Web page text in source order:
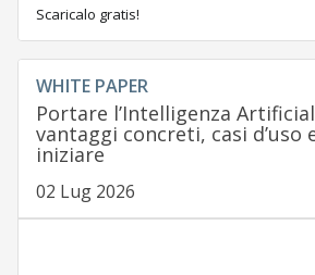
Scaricalo gratis!
WHITE PAPER
Portare l’Intelligenza
vantaggi concreti, casi d’uso
iniziare
02 Lug 2026